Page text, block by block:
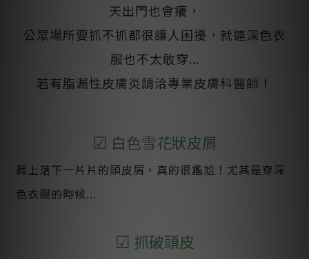
天出門也會癢，
公眾場所要抓不抓都很讓人困擾，就連深色衣
服也不太敢穿...
若有脂漏性皮膚炎請洽專業皮膚科醫師！
☑ 白色雪花狀皮屑
肩上落下一片片的頭皮屑，真的很尷尬！尤其是穿深
色衣服的時候...
☑ 抓破頭皮